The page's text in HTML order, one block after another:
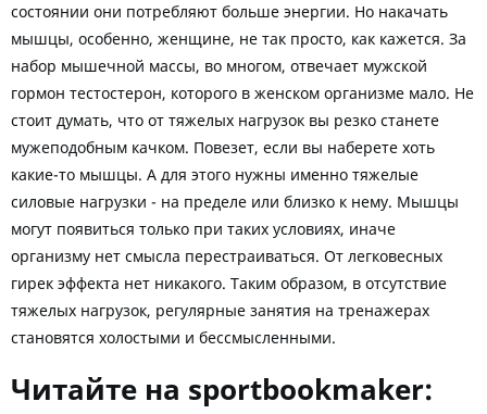
состоянии они потребляют больше энергии. Но накачать
мышцы, особенно, женщине, не так просто, как кажется. За
набор мышечной массы, во многом, отвечает мужской
гормон тестостерон, которого в женском организме мало. Не
стоит думать, что от тяжелых нагрузок вы резко станете
мужеподобным качком. Повезет, если вы наберете хоть
какие-то мышцы. А для этого нужны именно тяжелые
силовые нагрузки - на пределе или близко к нему. Мышцы
могут появиться только при таких условиях, иначе
организму нет смысла перестраиваться. От легковесных
гирек эффекта нет никакого. Таким образом, в отсутствие
тяжелых нагрузок, регулярные занятия на тренажерах
становятся холостыми и бессмысленными.
Читайте на sportbookmaker: